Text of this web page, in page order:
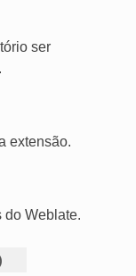
ser
extensão.
do Weblate.